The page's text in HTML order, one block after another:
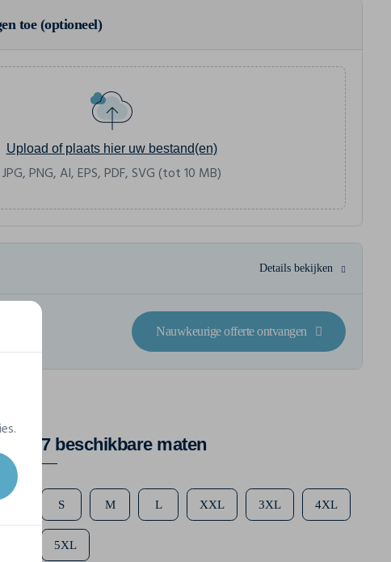
toe (optioneel)
Upload of plaats hier uw bestand(en)
JPG, PNG, AI, EPS, PDF, SVG (tot 10 MB)
Details bekijken
Nauwkeurige offerte ontvangen
7 beschikbare maten
S M L XXL 3XL 4XL
5XL